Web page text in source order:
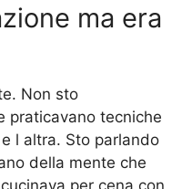
ma era
Non sto
praticavano tecniche
l altra. Sto parlando
della mente che
per cena con